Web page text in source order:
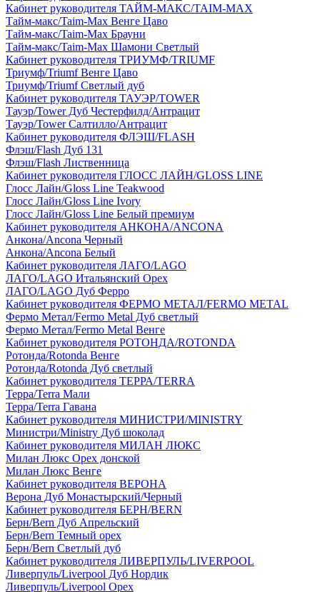
Кабинет руководителя ТАЙМ-МАКС/TAIM-MAX
Тайм-макс/Taim-Max Венге Цаво
Тайм-макс/Taim-Max Брауни
Тайм-макс/Taim-Max Шамони Светлый
Кабинет руководителя ТРИУМФ/TRIUMF
Триумф/Triumf Венге Цаво
Триумф/Triumf Светлый дуб
Кабинет руководителя ТАУЭР/TOWER
Тауэр/Tower Дуб Честерфилд/Антрацит
Тауэр/Tower Салтилло/Антрацит
Кабинет руководителя ФЛЭШ/FLASH
Флэш/Flash Дуб 131
Флэш/Flash Лиственница
Кабинет руководителя ГЛОСС ЛАЙН/GLOSS LINE
Глосс Лайн/Gloss Line Teakwood
Глосс Лайн/Gloss Line Ivory
Глосс Лайн/Gloss Line Белый премиум
Кабинет руководителя АНКОНА/ANCONA
Анкона/Ancona Черный
Анкона/Ancona Белый
Кабинет руководителя ЛАГО/LAGO
ЛАГО/LAGO Итальянский Орех
ЛАГО/LAGO Дуб Ферро
Кабинет руководителя ФЕРМО МЕТАЛ/FERMO METAL
Фермо Метал/Fermo Metal Дуб светлый
Фермо Метал/Fermo Metal Венге
Кабинет руководителя РОТОНДА/ROTONDA
Ротонда/Rotonda Венге
Ротонда/Rotonda Дуб светлый
Кабинет руководителя ТЕРРА/TERRA
Терра/Terra Мали
Терра/Terra Гавана
Кабинет руководителя МИНИСТРИ/MINISTRY
Министри/Ministry Дуб шоколад
Кабинет руководителя МИЛАН ЛЮКС
Милан Люкс Орех донской
Милан Люкс Венге
Кабинет руководителя ВЕРОНА
Верона Дуб Монастырский/Черный
Кабинет руководителя БЕРН/BERN
Берн/Bern Дуб Апрельский
Берн/Bern Темный орех
Берн/Bern Светлый дуб
Кабинет руководителя ЛИВЕРПУЛЬ/LIVERPOOL
Ливерпуль/Liverpool Дуб Нордик
Ливерпуль/Liverpool Орех